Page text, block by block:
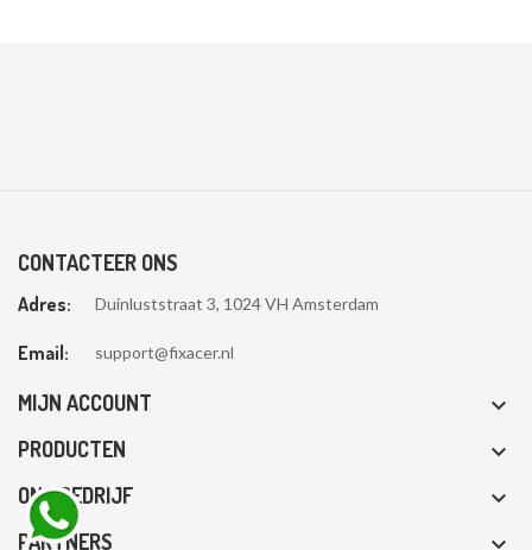
CONTACTEER ONS
Adres: Duinluststraat 3, 1024 VH Amsterdam
Email: support@fixacer.nl
MIJN ACCOUNT 
PRODUCTEN 
ONS BEDRIJF 
PARTNERS